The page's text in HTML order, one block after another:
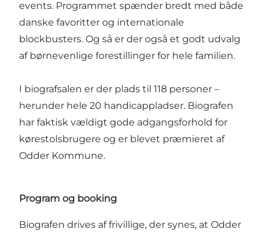
events. Programmet spænder bredt med både
danske favoritter og internationale
blockbusters. Og så er der også et godt udvalg
af børnevenlige forestillinger for hele familien.
I biografsalen er der plads til 118 personer –
herunder hele 20 handicappladser. Biografen
har faktisk vældigt gode adgangsforhold for
kørestolsbrugere og er blevet præmieret af
Odder Kommune.
Program og booking
Biografen drives af frivillige, der synes, at Odder